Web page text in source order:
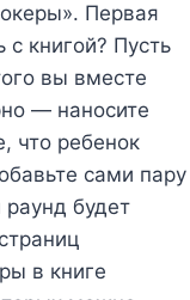
Первая
книгой? Пусть
вы вместе
— наносите
что ребенок
сами пару
будет
в книге